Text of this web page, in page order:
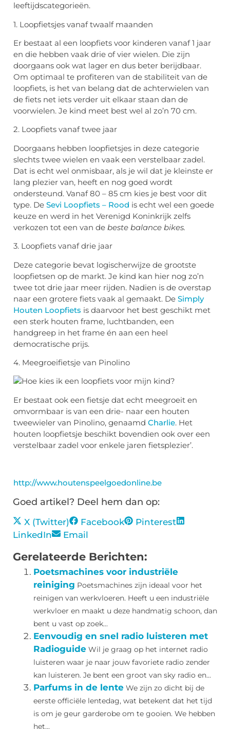
leeftijdscategorieën.
1. Loopfietsjes vanaf twaalf maanden
Er bestaat al een loopfiets voor kinderen vanaf 1 jaar
en die hebben vaak drie of vier wielen. Die zijn
doorgaans ook wat lager en dus beter berijdbaar.
Om optimaal te profiteren van de stabiliteit van de
loopfiets, is het van belang dat de achterwielen van
de fiets net iets verder uit elkaar staan dan de
voorwielen. Je kind meet best wel al zo’n 70 cm.
2. Loopfiets vanaf twee jaar
Doorgaans hebben loopfietsjes in deze categorie
slechts twee wielen en vaak een verstelbaar zadel.
Dat is echt wel onmisbaar, als je wil dat je kleinste er
lang plezier van, heeft en nog goed wordt
ondersteund. Vanaf 80 – 85 cm kies je best voor dit
type. De Sevi Loopfiets – Rood is echt wel een goede
keuze en werd in het Verenigd Koninkrijk zelfs
verkozen tot een van de beste balance bikes.
3. Loopfiets vanaf drie jaar
Deze categorie bevat logischerwijze de grootste
loopfietsen op de markt. Je kind kan hier nog zo’n
twee tot drie jaar meer rijden. Nadien is de overstap
naar een grotere fiets vaak al gemaakt. De Simply
Houten Loopfiets is daarvoor het best geschikt met
een sterk houten frame, luchtbanden, een
handgreep in het frame én aan een heel
democratische prijs.
4. Meegroeifietsje van Pinolino
Er bestaat ook een fietsje dat echt meegroeit en
omvormbaar is van een drie- naar een houten
tweewieler van Pinolino, genaamd Charlie. Het
houten loopfietsje beschikt bovendien ook over een
verstelbaar zadel voor enkele jaren fietsplezier’.
http://www.houtenspeelgoedonline.be
Goed artikel? Deel hem dan op:
X (Twitter) Facebook
Pinterest
LinkedIn
Email
Gerelateerde Berichten:
Poetsmachines voor industriële
reiniging Poetsmachines zijn ideaal voor het
reinigen van werkvloeren. Heeft u een industriële
werkvloer en maakt u deze handmatig schoon, dan
bent u vast op zoek...
Eenvoudig en snel radio luisteren met
Radioguide Wil je graag op het internet radio
luisteren waar je naar jouw favoriete radio zender
kan luisteren. Je bent een groot van sky radio en...
Parfums in de lente We zijn zo dicht bij de
eerste officiële lentedag, wat betekent dat het tijd
is om je geur garderobe om te gooien. We hebben
het...